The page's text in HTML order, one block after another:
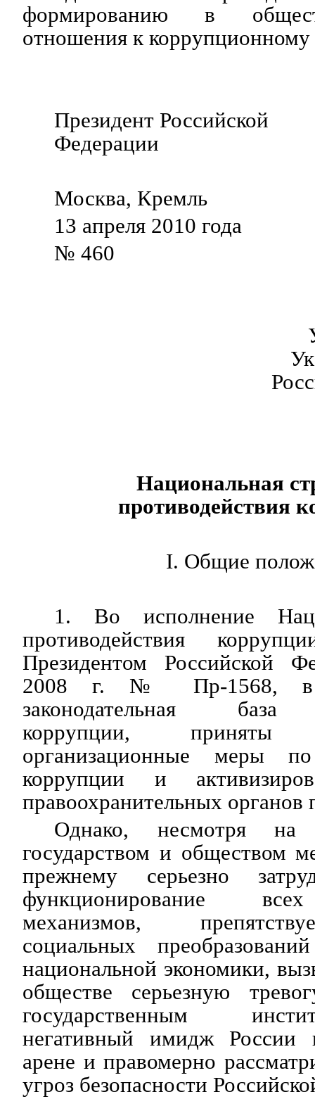
формированию в
отношения к
Президент Российской
Федерации
Москва, Кремль
13 апреля 2010 года
№ 460
Национальная
противодействия
I. Общие
1. Во исполнение
противодействия
Президентом Российской
2008 г. № Пр-1568, в
законодательная база
коррупции, приняты
организационные меры
коррупции и
правоохранительных органов
Однако, несмотря на
государством и обществом
прежнему серьезно
функционирование
механизмов,
социальных
национальной экономики,
обществе серьезную
государственным
негативный имидж России
арене и правомерно
угроз безопасности